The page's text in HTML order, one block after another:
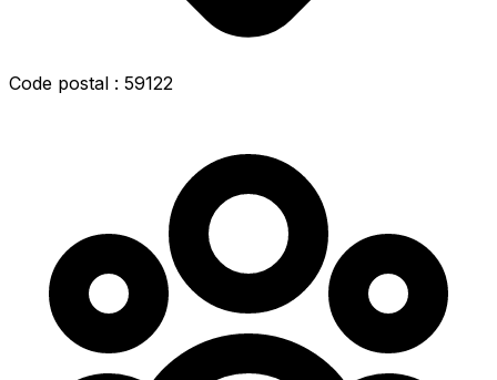
Code postal : 59122